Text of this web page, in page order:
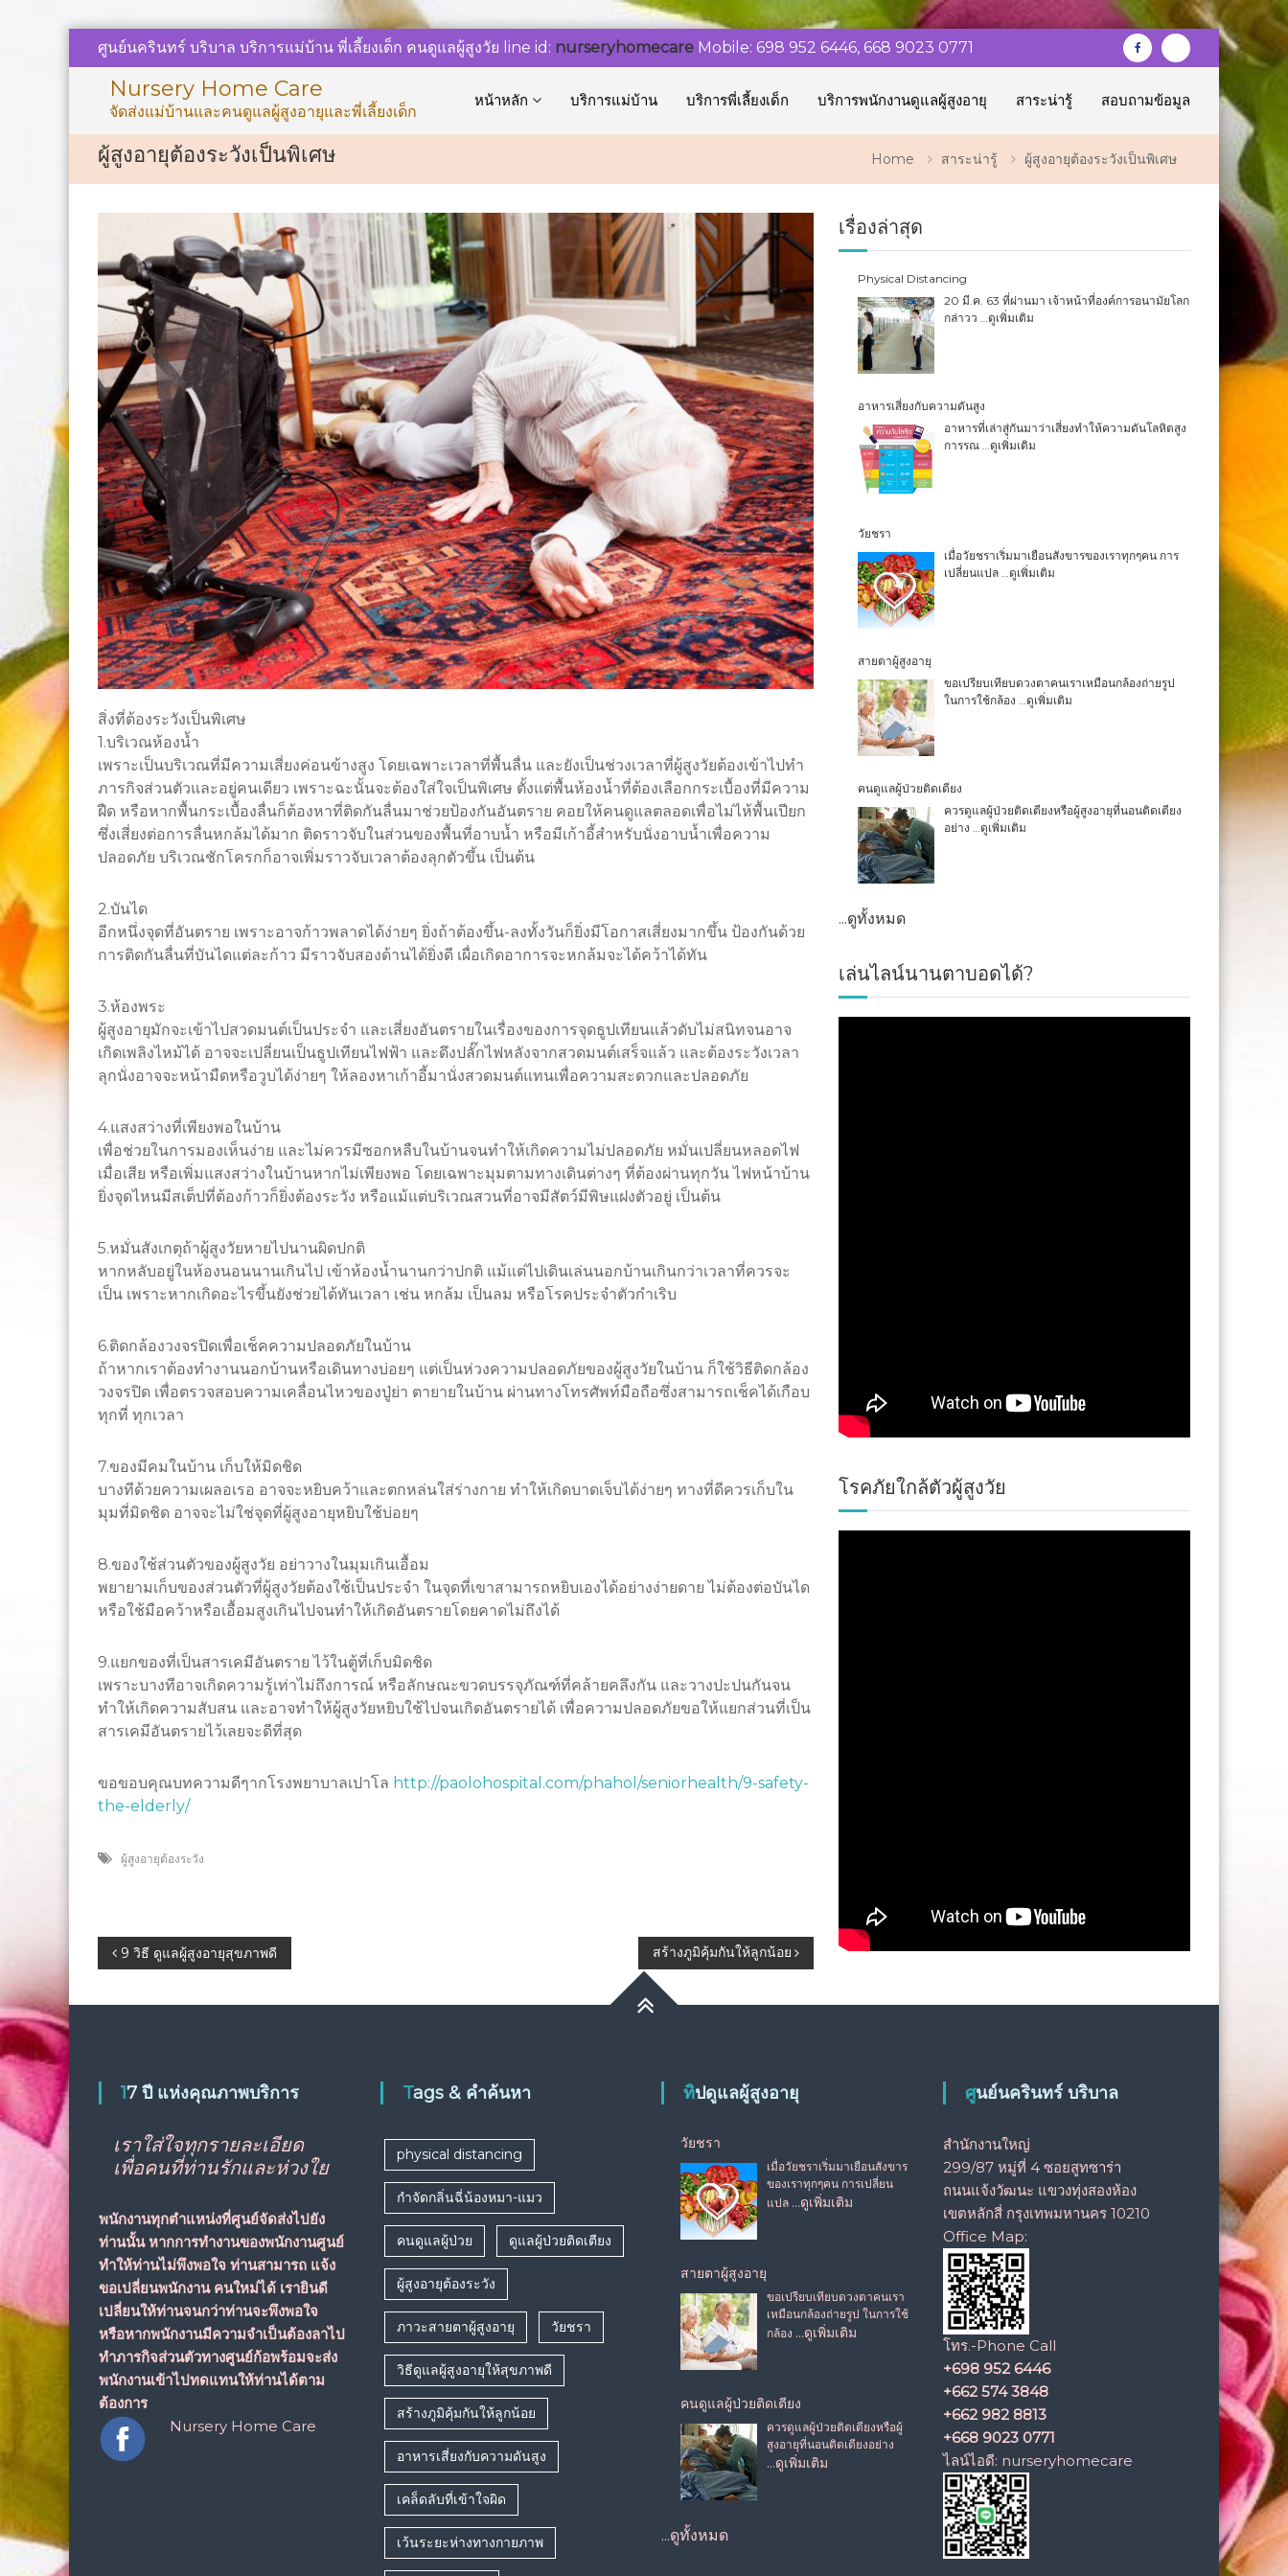
content
ศูนย์นครินทร์ บริบาล บริการแม่บ้าน พี่เลี้ยงเด็ก คนดูแลผู้สูงวัย line id: nurseryhomecare Mobile: 698 952 6446, 668 9023 0771 Facebook Gmail
Nursery Home Care
จัดส่งแม่บ้านและคนดูแลผู้สูงอายุและพี่เลี้ยงเด็ก
หน้าหลัก บริการแม่บ้าน บริการพี่เลี้ยงเด็ก บริการพนักงานดูแลผู้สูงอายุ สาระน่ารู้ สอบถามข้อมูล
ผู้สูงอายุต้องระวังเป็นพิเศษ Home สาระน่ารู้ ผู้สูงอายุต้องระวังเป็นพิเศษ
สิ่งที่ต้องระวังเป็นพิเศษ
1.บริเวณห้องน้ำ
เพราะเป็นบริเวณที่มีความเสี่ยงค่อนข้างสูง โดยเฉพาะเวลาที่พื้นลื่น และยังเป็นช่วงเวลาที่ผู้สูงวัยต้องเข้าไปทำ
ภารกิจส่วนตัวและอยู่คนเดียว เพราะฉะนั้นจะต้องใส่ใจเป็นพิเศษ ตั้งแต่พื้นห้องน้ำที่ต้องเลือกกระเบื้องที่มีความ
ฝืด หรือหากพื้นกระเบื้องลื่นก็ต้องหาที่ติดกันลื่นมาช่วยป้องกันอันตราย คอยให้คนดูแลตลอดเพื่อไม่ไห้พื้นเปียก
ซึ่งเสี่ยงต่อการลื่นหกล้มได้มาก ติดราวจับในส่วนของพื้นที่อาบน้ำ หรือมีเก้าอี้สำหรับนั่งอาบน้ำเพื่อความ
ปลอดภัย บริเวณชักโครกก็อาจเพิ่มราวจับเวลาต้องลุกตัวขึ้น เป็นต้น
2.บันได
อีกหนึ่งจุดที่อันตราย เพราะอาจก้าวพลาดได้ง่ายๆ ยิ่งถ้าต้องขึ้น-ลงทั้งวันก็ยิ่งมีโอกาสเสี่ยงมากขึ้น ป้องกันด้วย
การติดกันลื่นที่บันไดแต่ละก้าว มีราวจับสองด้านได้ยิ่งดี เผื่อเกิดอาการจะหกล้มจะได้คว้าได้ทัน
3.ห้องพระ
ผู้สูงอายุมักจะเข้าไปสวดมนต์เป็นประจำ และเสี่ยงอันตรายในเรื่องของการจุดธูปเทียนแล้วดับไม่สนิทจนอาจ
เกิดเพลิงไหม้ได้ อาจจะเปลี่ยนเป็นธูปเทียนไฟฟ้า และดึงปลั๊กไฟหลังจากสวดมนต์เสร็จแล้ว และต้องระวังเวลา
ลุกนั่งอาจจะหน้ามืดหรือวูบได้ง่ายๆ ให้ลองหาเก้าอี้มานั่งสวดมนต์แทนเพื่อความสะดวกและปลอดภัย
4.แสงสว่างที่เพียงพอในบ้าน
เพื่อช่วยในการมองเห็นง่าย และไม่ควรมีซอกหลืบในบ้านจนทำให้เกิดความไม่ปลอดภัย หมั่นเปลี่ยนหลอดไฟ
เมื่อเสีย หรือเพิ่มแสงสว่างในบ้านหากไม่เพียงพอ โดยเฉพาะมุมตามทางเดินต่างๆ ที่ต้องผ่านทุกวัน ไฟหน้าบ้าน
ยิ่งจุดไหนมีสเต็ปที่ต้องก้าวก็ยิ่งต้องระวัง หรือแม้แต่บริเวณสวนที่อาจมีสัตว์มีพิษแฝงตัวอยู่ เป็นต้น
5.หมั่นสังเกตุถ้าผู้สูงวัยหายไปนานผิดปกติ
หากหลับอยู่ในห้องนอนนานเกินไป เข้าห้องน้ำนานกว่าปกติ แม้แต่ไปเดินเล่นนอกบ้านเกินกว่าเวลาที่ควรจะ
เป็น เพราะหากเกิดอะไรขึ้นยังช่วยได้ทันเวลา เช่น หกล้ม เป็นลม หรือโรคประจำตัวกำเริบ
6.ติดกล้องวงจรปิดเพื่อเช็คความปลอดภัยในบ้าน
ถ้าหากเราต้องทำงานนอกบ้านหรือเดินทางบ่อยๆ แต่เป็นห่วงความปลอดภัยของผู้สูงวัยในบ้าน ก็ใช้วิธีติดกล้อง
วงจรปิด เพื่อตรวจสอบความเคลื่อนไหวของปู่ย่า ตายายในบ้าน ผ่านทางโทรศัพท์มือถือซึ่งสามารถเช็คได้เกือบ
ทุกที่ ทุกเวลา
7.ของมีคมในบ้าน เก็บให้มิดชิด
บางทีด้วยความเผลอเรอ อาจจะหยิบคว้าและตกหล่นใส่ร่างกาย ทำให้เกิดบาดเจ็บได้ง่ายๆ ทางที่ดีควรเก็บใน
มุมที่มิดชิด อาจจะไม่ใช่จุดที่ผู้สูงอายุหยิบใช้บ่อยๆ
8.ของใช้ส่วนตัวของผู้สูงวัย อย่าวางในมุมเกินเอื้อม
พยายามเก็บของส่วนตัวที่ผู้สูงวัยต้องใช้เป็นประจำ ในจุดที่เขาสามารถหยิบเองได้อย่างง่ายดาย ไม่ต้องต่อบันได
หรือใช้มือคว้าหรือเอื้อมสูงเกินไปจนทำให้เกิดอันตรายโดยคาดไม่ถึงได้
9.แยกของที่เป็นสารเคมีอันตราย ไว้ในตู้ที่เก็บมิดชิด
เพราะบางทีอาจเกิดความรู้เท่าไม่ถึงการณ์ หรือลักษณะขวดบรรจุภัณฑ์ที่คล้ายคลึงกัน และวางปะปนกันจน
ทำให้เกิดความสับสน และอาจทำให้ผู้สูงวัยหยิบใช้ไปจนเกิดอันตรายได้ เพื่อความปลอดภัยขอให้แยกส่วนที่เป็น
สารเคมีอันตรายไว้เลยจะดีที่สุด
ขอขอบคุณบทความดีๆากโรงพยาบาลเปาโล http://paolohospital.com/phahol/seniorhealth/9-safety-
the-elderly/
ผู้สูงอายุต้องระวัง
แนะแนว
เรื่อง
9 วิธี ดูแลผู้สูงอายุสุขภาพดี สร้างภูมิคุ้มกันให้ลูกน้อย
เรื่องล่าสุด
Physical Distancing
20 มี.ค. 63 ที่ผ่านมา เจ้าหน้าที่องค์การอนามัยโลก
กล่าวว …ดูเพิ่มเติม
อาหารเสี่ยงกับความดันสูง
อาหารที่เล่าสู่กันมาว่าเสี่ยงทำให้ความดันโลหิตสูง
การรณ …ดูเพิ่มเติม
วัยชรา
เมื่อวัยชราเริ่มมาเยือนสังขารของเราทุกๆคน การ
เปลี่ยนแปล …ดูเพิ่มเติม
สายตาผู้สูงอายุ
ขอเปรียบเทียบดวงตาคนเราเหมือนกล้องถ่ายรูป
ในการใช้กล้อง …ดูเพิ่มเติม
คนดูแลผู้ป่วยติดเตียง
ควรดูแลผู้ป่วยติดเตียงหรือผู้สูงอายุที่นอนติดเตียง
อย่าง …ดูเพิ่มเติม
...ดูทั้งหมด
เล่นไลน์นานตาบอดได้?
โรคภัยใกล้ตัวผู้สูงวัย
17 ปี แห่งคุณภาพบริการ
เราใส่ใจทุกรายละเอียด
เพื่อคนที่ท่านรักและห่วงใย
พนักงานทุกตำแหน่งที่ศูนย์จัดส่งไปยัง
ท่านนั้น หากการทำงานของพนักงานศูนย์
ทำให้ท่านไม่พึงพอใจ ท่านสามารถ แจ้ง
ขอเปลี่ยนพนักงานคนใหม่ได้ เรายินดี
เปลี่ยนให้ท่านจนกว่าท่านจะพึงพอใจ
หรือหากพนักงานมีความจำเป็นต้องลาไป
ทำภารกิจส่วนตัวทางศูนย์ก้อพร้อมจะส่ง
พนักงานเข้าไปทดแทนให้ท่านได้ตาม
ต้องการ
Nursery Home Care
Tags & คำค้นหา
physical distancing
กำจัดกลิ่นฉี่น้องหมา-แมว
คนดูแลผู้ป่วย ดูแลผู้ป่วยติดเตียง
ผู้สูงอายุต้องระวัง
ภาวะสายตาผู้สูงอายุ วัยชรา
วิธีดูแลผู้สูงอายุให้สุขภาพดี
สร้างภูมิคุ้มกันให้ลูกน้อย
อาหารเสี่ยงกับความดันสูง
เคล็ดลับที่เข้าใจผิด
เว้นระยะห่างทางกายภาพ
ทิปดูแลผู้สูงอายุ
วัยชรา
เมื่อวัยชราเริ่มมาเยือนสังขาร
ของเราทุกๆคน การเปลี่ยน
แปล …ดูเพิ่มเติม
สายตาผู้สูงอายุ
ขอเปรียบเทียบดวงตาคนเรา
เหมือนกล้องถ่ายรูป ในการใช้
กล้อง …ดูเพิ่มเติม
คนดูแลผู้ป่วยติดเตียง
ควรดูแลผู้ป่วยติดเตียงหรือผู้
สูงอายุที่นอนติดเตียงอย่าง
…ดูเพิ่มเติม
...ดูทั้งหมด
ศูนย์นครินทร์ บริบาล
สำนักงานใหญ่
299/87 หมู่ที่ 4 ซอยสูทซาร่า
ถนนแจ้งวัฒนะ แขวงทุ่งสองห้อง
เขตหลักสี่ กรุงเทพมหานคร 10210
Office Map:
โทร.-Phone Call
+698 952 6446
+662 574 3848
+662 982 8813
+668 9023 0771
ไลน์ไอดี: nurseryhomecare